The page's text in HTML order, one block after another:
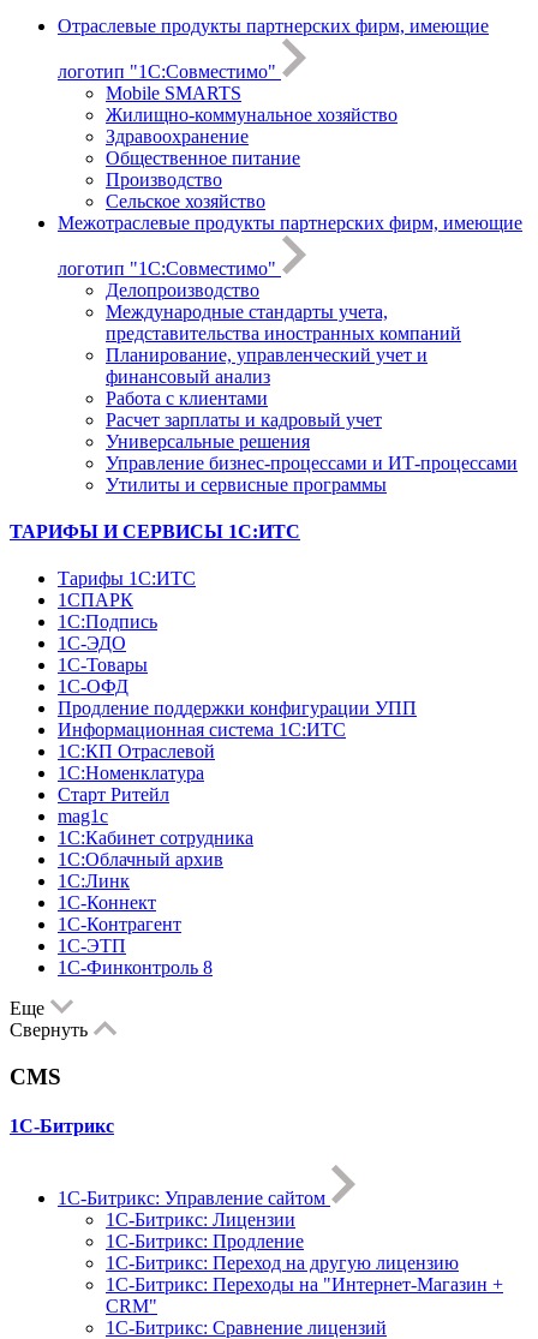
Отраслевые продукты партнерских фирм, имеющие
логотип "1С:Совместимо"
Mobile SMARTS
Жилищно-коммунальное хозяйство
Здравоохранение
Общественное питание
Производство
Сельское хозяйство
Межотраслевые продукты партнерских фирм, имеющие
логотип "1С:Совместимо"
Делопроизводство
Международные стандарты учета,
представительства иностранных компаний
Планирование, управленческий учет и
финансовый анализ
Работа с клиентами
Расчет зарплаты и кадровый учет
Универсальные решения
Управление бизнес-процессами и ИТ-процессами
Утилиты и сервисные программы
ТАРИФЫ И СЕРВИСЫ 1С:ИТС
Тарифы 1С:ИТС
1СПАРК
1С:Подпись
1С-ЭДО
1С-Товары
1С-ОФД
Продление поддержки конфигурации УПП
Информационная система 1С:ИТС
1С:КП Отраслевой
1С:Номенклатура
Старт Ритейл
mag1c
1С:Кабинет сотрудника
1С:Облачный архив
1С:Линк
1С-Коннект
1С-Контрагент
1С-ЭТП
1С-Финконтроль 8
Еще
Свернуть
CMS
1С-Битрикс
1С-Битрикc: Управление сайтом
1С-Битрикc: Лицензии
1С-Битрикc: Продление
1С-Битрикc: Переход на другую лицензию
1С-Битрикc: Переходы на "Интернет-Магазин +
CRM"
1С-Битрикс: Сравнение лицензий